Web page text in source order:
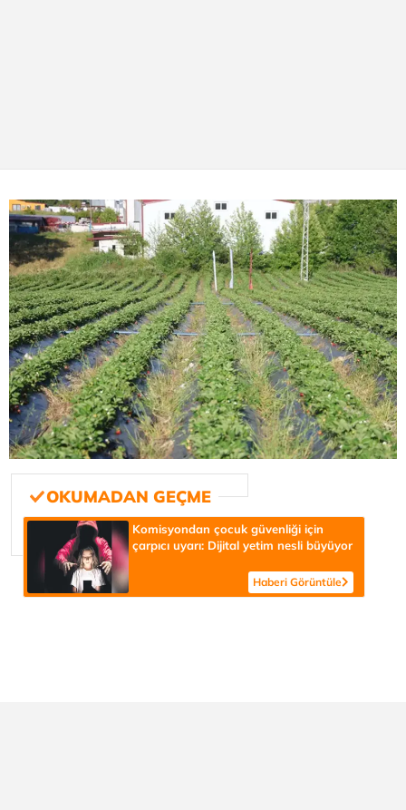
Komisyondan çocuk güvenliği için
çarpıcı uyarı: Dijital yetim nesli büyüyor
Haberi Görüntüle